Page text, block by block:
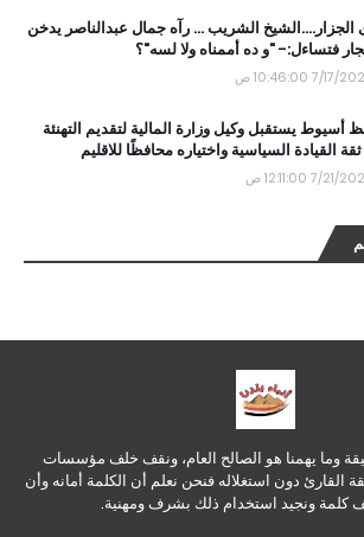
الجزار....الشيخ الشريب ... رآه جمال عبدالناصر يدخن
فتساءل:- "و ده أممناه ولا لسه"؟
2024 10:46:00 ص
أسيوط يستقبل وكيل وزارة المالية لتقديم التهنئة
القيادة السياسية واختياره محافظًا للاقليم
2024 12:11:00 ص
وما يهمنا هو الصالح العام، ونقف خلف مؤسسات
القارئ دون استغلاله فنحن نعلم أن الكلمة أمانه وأن
كلمة ونجيد استخدام ذلك بشرف ومهنية.